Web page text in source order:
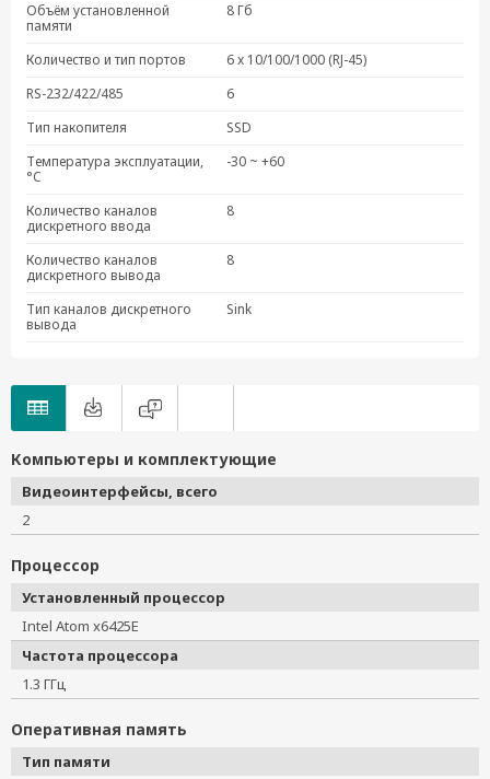
Объём установленной
памяти
8 Гб
Количество и тип портов
6 x 10/100/1000 (RJ-45)
RS-232/422/485
6
Тип накопителя
SSD
Температура эксплуатации,
°C
-30 ~ +60
Количество каналов
дискретного ввода
8
Количество каналов
дискретного вывода
8
Тип каналов дискретного
вывода
Sink
Компьютеры и комплектующие
Видеоинтерфейсы, всего
2
Процессор
Установленный процессор
Intel Atom x6425E
Частота процессора
1.3 ГГц
Оперативная память
Тип памяти